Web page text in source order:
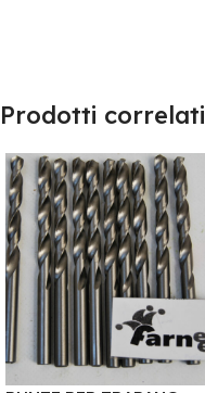
Prodotti correlati